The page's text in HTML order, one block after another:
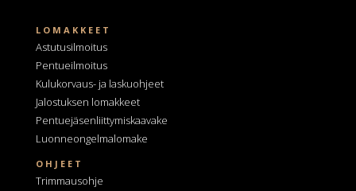
LOMAKKEET
Astutusilmoitus
Pentueilmoitus
Kulukorvaus- ja laskuohjeet
Jalostuksen lomakkeet
Pentuejäsenliittymiskaavake
Luonneongelmalomake
OHJEET
Trimmausohje